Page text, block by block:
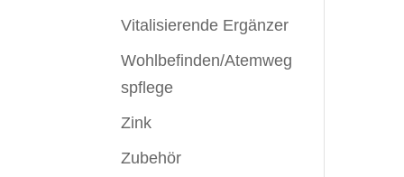
Vitalisierende Ergänzer
Wohlbefinden/Atemweg
spflege
Zink
Zubehör